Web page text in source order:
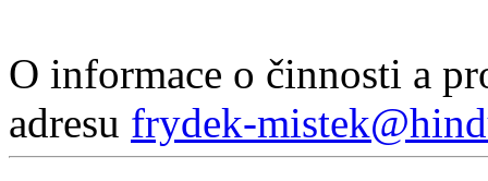
O informace o činnosti a
adresu frydek-